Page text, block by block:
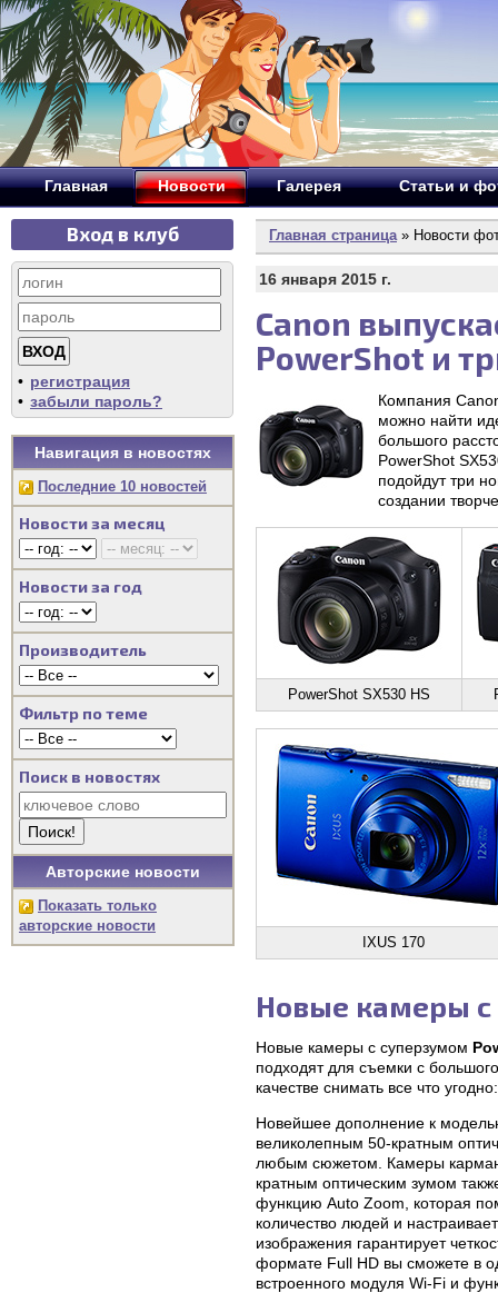
Главная Новости Галерея Статьи и
Вход в клуб
• регистрация
• забыли пароль?
Навигация в новостях
Последние 10 новостей
Новости за месяц
Новости за год
Производитель
Фильтр по теме
Поиск в новостях
Авторские новости
Показать только
авторские новости
Главная страница» Новости
16 января 2015 г.
Canon
PowerShot и
Компания
можно найти
большого
PowerShot
подойдут три
создании
PowerShot SX530 HS
IXUS 170
Новые камеры с
Новые камеры с суперзумом
подходят для съемки с
качестве снимать все что
Новейшее дополнение к
великолепным 50-кратным
любым сюжетом. Камеры
кратным оптическим зумом
функцию Auto Zoom, которая
количество людей и
изображения гарантирует
формате Full HD вы сможете в
встроенного модуля Wi-Fi и